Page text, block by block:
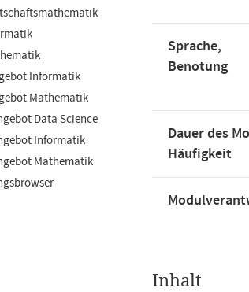
Informatik
Mathematik
Data Science
Informatik
Mathematik
Sprache,
Benotung
Dauer des
Häufigkeit
Inhalt